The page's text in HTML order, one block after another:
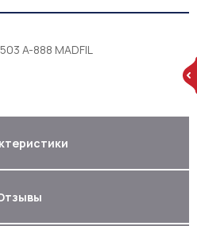
A-888 MADFIL